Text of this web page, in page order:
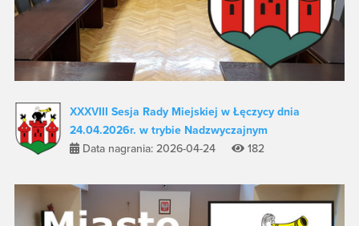
XXXVIII Sesja Rady Miejskiej w Łęczycy dnia
24.04.2026r. w trybie Nadzwyczajnym
Data nagrania: 2026-04-24
182